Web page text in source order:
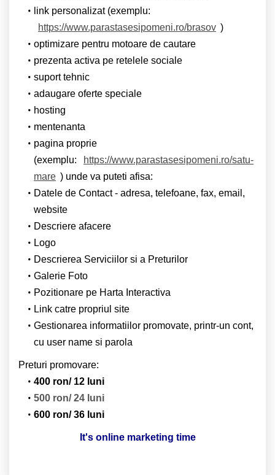
link personalizat (exemplu:
https://www.parastasesipomeni.ro/brasov )
optimizare pentru motoare de cautare
prezenta activa pe retelele sociale
suport tehnic
adaugare oferte speciale
hosting
mentenanta
pagina proprie
(exemplu:
https://www.parastasesipomeni.ro/satu-
mare ) unde va puteti afisa:
Datele de Contact - adresa, telefoane, fax, email,
website
Descriere afacere
Logo
Descrierea Serviciilor si a Preturilor
Galerie Foto
Pozitionare pe Harta Interactiva
Link catre propriul site
Gestionarea informatiilor promovate, printr-un cont,
cu user name si parola
Preturi promovare:
400 ron/ 12 luni
500 ron/ 24 luni
600 ron/ 36 luni
It's online marketing time